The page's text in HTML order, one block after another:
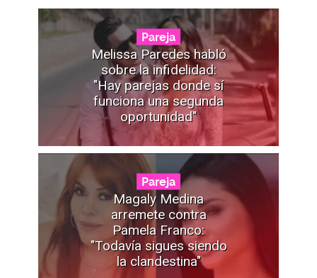
Pareja
Melissa Paredes habló
sobre la infidelidad:
"Hay parejas donde sí
funciona una segunda
oportunidad"
Pareja
Magaly Medina
arremete contra
Pamela Franco:
"Todavía sigues siendo
la clandestina"